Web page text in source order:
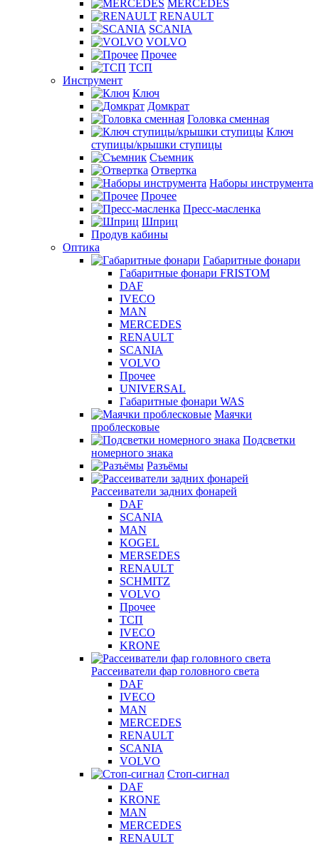
MERCEDES
RENAULT
SCANIA
VOLVO
Прочее
ТСП
Инструмент
Ключ
Домкрат
Головка сменная
Ключ
ступицы/крышки ступицы
Съемник
Отвертка
Наборы инструмента
Прочее
Пресс-масленка
Шприц
Продув кабины
Оптика
Габаритные фонари
Габаритные фонари FRISTOM
DAF
IVECO
MAN
MERCEDES
RENAULT
SCANIA
VOLVO
Прочее
UNIVERSAL
Габаритные фонари WAS
Маячки
проблесковые
Подсветки
номерного знака
Разъёмы
Рассеиватели задних фонарей
DAF
SCANIA
MAN
KOGEL
MERSEDES
RENAULT
SCHMITZ
VOLVO
Прочее
ТСП
IVECO
KRONE
Рассеиватели фар головного света
DAF
IVECO
MAN
MERCEDES
RENAULT
SCANIA
VOLVO
Стоп-сигнал
DAF
KRONE
MAN
MERCEDES
RENAULT